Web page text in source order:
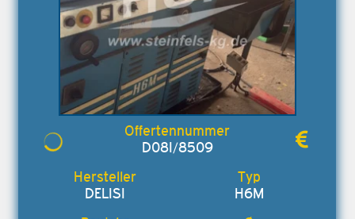
D08I/8509
DELISI H6M